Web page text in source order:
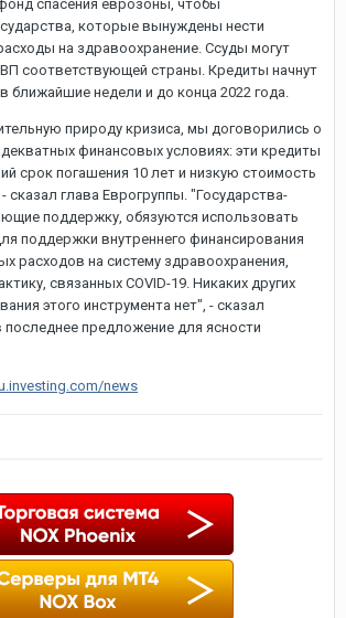
спасения еврозоны, чтобы
которые вынуждены нести
на здравоохранение. Ссуды могут
соответствующей страны. Кредиты начнут
ближайшие недели и до конца 2022 года.
природу кризиса, мы договорились о
финансовых условиях: эти кредиты
срок погашения 10 лет и низкую стоимость
сказал глава Еврогруппы. "Государства-
поддержку, обязуются использовать
поддержки внутреннего финансирования
расходов на систему здравоохранения,
связанных COVID-19. Никаких других
этого инструмента нет", - сказал
последнее предложение для ясности
news